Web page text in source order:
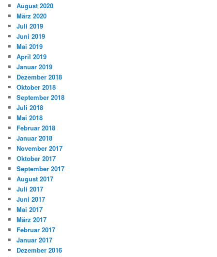
August 2020
März 2020
Juli 2019
Juni 2019
Mai 2019
April 2019
Januar 2019
Dezember 2018
Oktober 2018
September 2018
Juli 2018
Mai 2018
Februar 2018
Januar 2018
November 2017
Oktober 2017
September 2017
August 2017
Juli 2017
Juni 2017
Mai 2017
März 2017
Februar 2017
Januar 2017
Dezember 2016